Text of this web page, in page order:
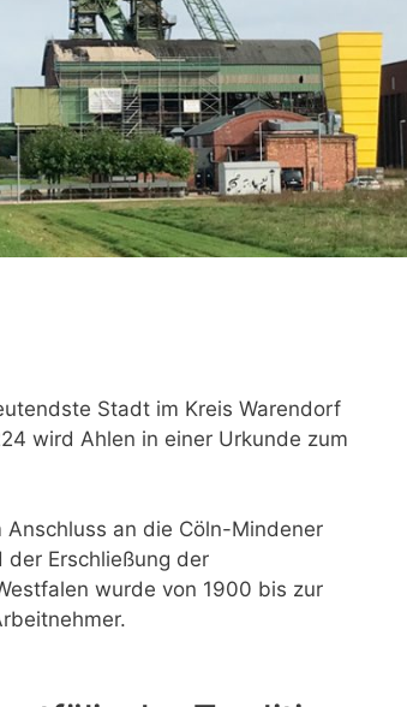
Stadt im Kreis Warendorf
wird Ahlen in einer Urkunde zum
an die Cöln-Mindener
Erschließung der
wurde von 1900 bis zur